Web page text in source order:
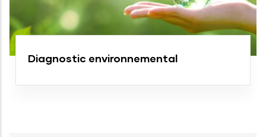
Diagnostic environnemental